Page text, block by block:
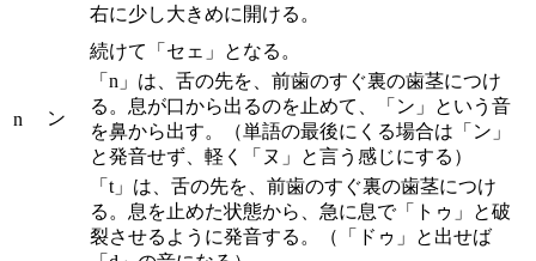
右に少し大きめに開ける。
続けて「セェ」となる。
n ン
「n」は、舌の先を、前歯のすぐ裏の歯茎につけ
る。息が口から出るのを止めて、「ン」という音
を鼻から出す。（単語の最後にくる場合は「ン」
と発音せず、軽く「ヌ」と言う感じにする）
「t」は、舌の先を、前歯のすぐ裏の歯茎につけ
る。息を止めた状態から、急に息で「トゥ」と破
裂させるように発音する。（「ドゥ」と出せば